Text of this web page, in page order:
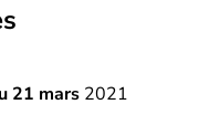
21 mars 2021